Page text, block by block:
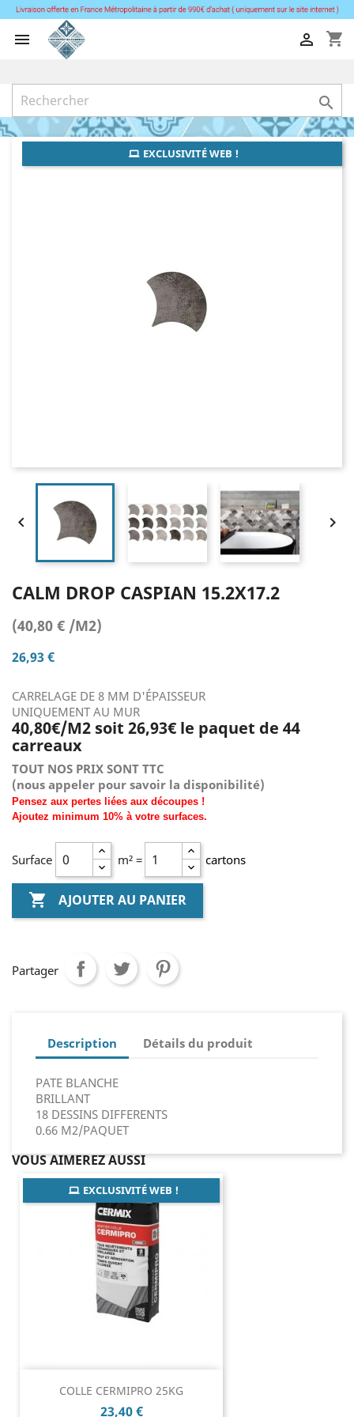
 shopping_cart


EXCLUSIVITÉ WEB !
 
CALM DROP CASPIAN 15.2X17.2
(40,80 € /M2)
26,93 €
CARRELAGE DE 8 MM D'ÉPAISSEUR
UNIQUEMENT AU MUR
40,80€/M2 soit 26,93€ le paquet de 44
carreaux
TOUT NOS PRIX SONT TTC
(nous appeler pour savoir la disponibilité)
Pensez aux pertes liées aux découpes !
Ajoutez minimum 10% à votre surfaces.
Surface m² = cartons
 AJOUTER AU PANIER
Partager
Description Détails du produit
PATE BLANCHE
BRILLANT
18 DESSINS DIFFERENTS
0.66 M2/PAQUET
VOUS AIMEREZ AUSSI
COLLE CERMIPRO 25KG
Prix
23,40 €
EXCLUSIVITÉ WEB !